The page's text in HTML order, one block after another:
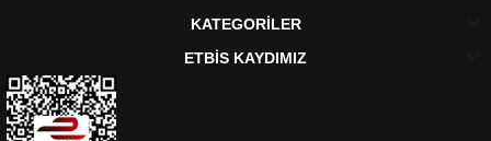
KATEGORİLER
ETBİS KAYDIMIZ